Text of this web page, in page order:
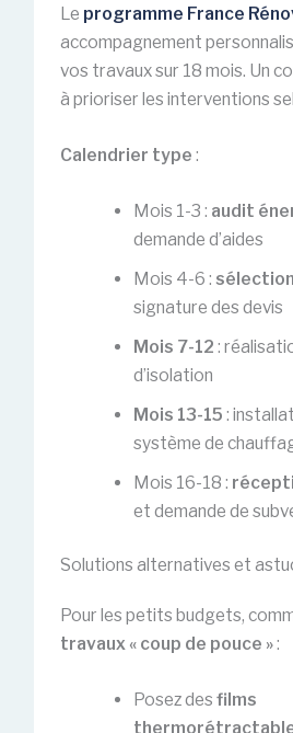
Le programme France
accompagnement
vos travaux sur 18 mois. Un
à prioriser les interventions
Calendrier type :
Mois 1-3 : audit
demande d’aides
Mois 4-6 :
signature des devis
Mois 7-12 :
d’isolation
Mois 13-15 :
système de
Mois 16-18 :
et demande de
Solutions alternatives et
Pour les petits budgets,
travaux « coup de pouce »:
Posez des films